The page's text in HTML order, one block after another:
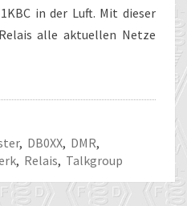
in der Luft. Mit dieser
alle aktuellen Netze
, DB0XX, DMR,
, Relais, Talkgroup